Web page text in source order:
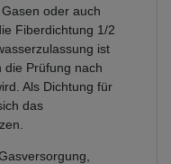
oder auch
Fiberdichtung 1/2
ist
die Prüfung nach
Als Dichtung für
das